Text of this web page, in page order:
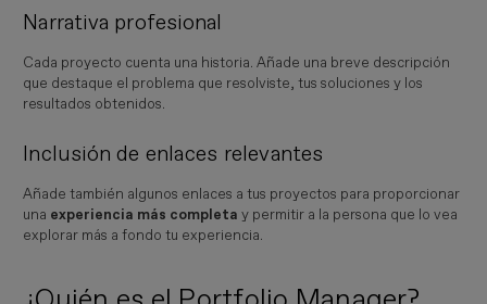
Narrativa profesional
Cada proyecto cuenta una historia. Añade una breve descripción
que destaque el problema que resolviste, tus soluciones y los
resultados obtenidos.
Inclusión de enlaces relevantes
Añade también algunos enlaces a tus proyectos para proporcionar
una experiencia más completa y permitir a la persona que lo vea
explorar más a fondo tu experiencia.